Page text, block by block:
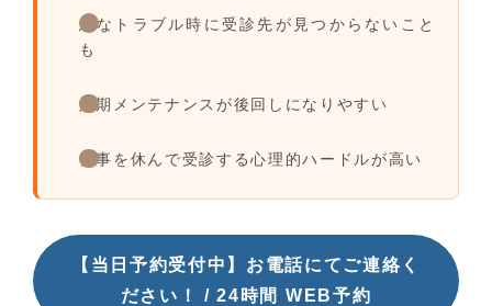
急なトラブル時に受診先が見つからないこと
も
定期メンテナンスが後回しになりやすい
仕事を休んで受診する心理的ハードルが高い
【当日予約受付中】お電話にてご連絡く
ださい！ / 24時間 WEB予約